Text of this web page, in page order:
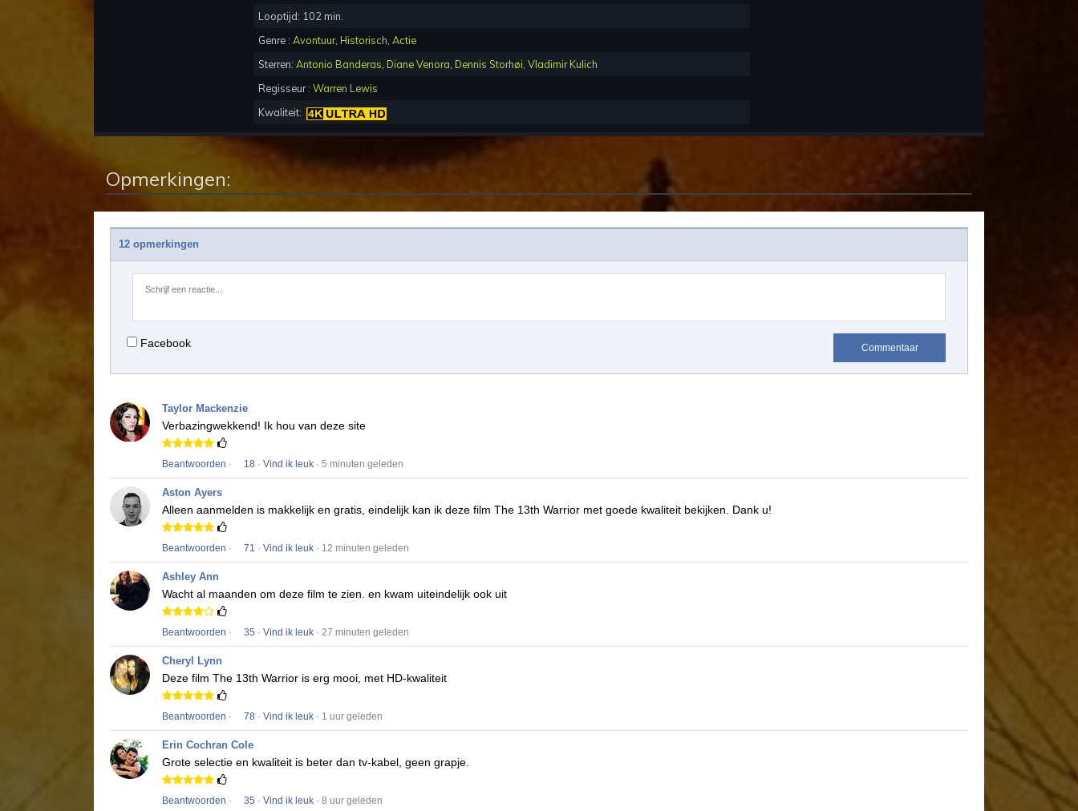
Looptijd: 102min.
Genre : Avontuur, Historisch, Actie
Sterren: Antonio Banderas, Diane Venora, Dennis Storhøi, Vladimir Kulich
Regisseur : Warren Lewis
Kwaliteit:
Opmerkingen:
12 opmerkingen
Facebook Commentaar
Taylor Mackenzie
Verbazingwekkend! Ik hou van deze site
Beantwoorden · 18 · Vind ik leuk · 5 minuten geleden
Aston Ayers
Alleen aanmelden is makkelijk en gratis, eindelijk kan ik deze film The 13th Warrior met goede kwaliteit bekijken. Dank u!
Beantwoorden · 71 · Vind ik leuk · 12 minuten geleden
Ashley Ann
Wacht al maanden om deze film te zien. en kwam uiteindelijk ook uit
Beantwoorden · 35 · Vind ik leuk · 27 minuten geleden
Cheryl Lynn
Deze film The 13th Warrior is erg mooi, met HD-kwaliteit
Beantwoorden · 78 · Vind ik leuk · 1 uur geleden
Erin Cochran Cole
Grote selectie en kwaliteit is beter dan tv-kabel, geen grapje.
Beantwoorden · 35 · Vind ik leuk · 8 uur geleden